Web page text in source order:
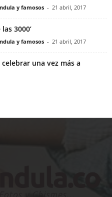
y famosos - 21 abril, 2017
3000’
y famosos - 21 abril, 2017
una vez más a